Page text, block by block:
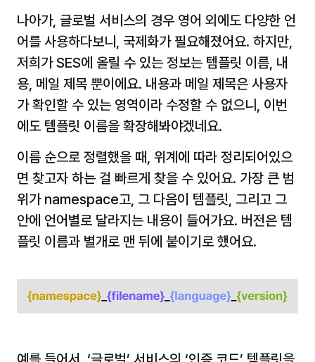
나아가, 글로벌 서비스의 경우 영어 외에도 다양한 언
어를 사용하다보니, 국제화가 필요해졌어요. 하지만,
저희가 SES에 올릴 수 있는 정보는 템플릿 이름, 내
용, 메일 제목 뿐이에요. 내용과 메일 제목은 사용자
가 확인할 수 있는 영역이라 수정할 수 없으니, 이번
에도 템플릿 이름을 확장해봐야겠네요.
이름 순으로 정렬했을 때, 위계에 따라 정리되어있으
면 찾고자 하는 걸 빠르게 찾을 수 있어요. 가장 큰 범
위가 namespace고, 그 다음이 템플릿, 그리고 그
안에 언어별로 달라지는 내용이 들어가요. 버전은 템
플릿 이름과 별개로 맨 뒤에 붙이기로 했어요.